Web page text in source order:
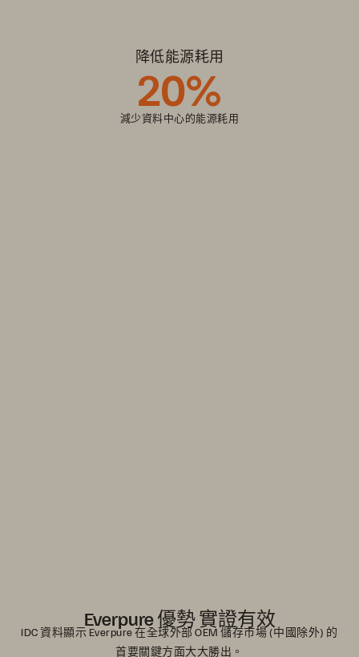
降低能源耗用
20%
減少資料中心的能源耗用
Everpure 優勢 實證有效
IDC 資料顯示 Everpure 在全球外部 OEM 儲存市場 (中國除外) 的
首要關鍵方面大大勝出。